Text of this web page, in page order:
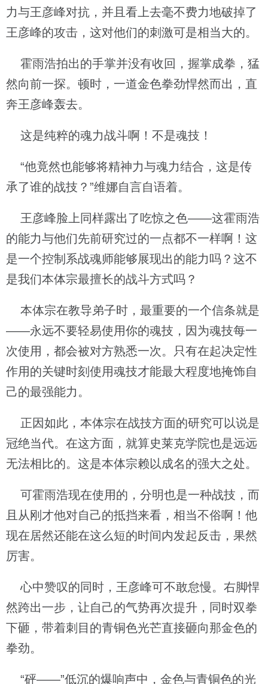
力与王彦峰对抗，并且看上去毫不费力地破掉了
王彦峰的攻击，这对他们的刺激可是相当大的。
霍雨浩拍出的手掌并没有收回，握掌成拳，猛
然向前一探。顿时，一道金色拳劲悍然而出，直
奔王彦峰轰去。
这是纯粹的魂力战斗啊！不是魂技！
“他竟然也能够将精神力与魂力结合，这是传
承了谁的战技？”维娜自言自语着。
王彦峰脸上同样露出了吃惊之色——这霍雨浩
的能力与他们先前研究过的一点都不一样啊！这
是一个控制系战魂师能够展现出的能力吗？这不
是我们本体宗最擅长的战斗方式吗？
本体宗在教导弟子时，最重要的一个信条就是
——永远不要轻易使用你的魂技，因为魂技每一
次使用，都会被对方熟悉一次。只有在起决定性
作用的关键时刻使用魂技才能最大程度地掩饰自
己的最强能力。
正因如此，本体宗在战技方面的研究可以说是
冠绝当代。在这方面，就算史莱克学院也是远远
无法相比的。这是本体宗赖以成名的强大之处。
可霍雨浩现在使用的，分明也是一种战技，而
且从刚才他对自己的抵挡来看，相当不俗啊！他
现在居然还能在这么短的时间内发起反击，果然
厉害。
心中赞叹的同时，王彦峰可不敢怠慢。右脚悍
然跨出一步，让自己的气势再次提升，同时双拳
下砸，带着刺目的青铜色光芒直接砸向那金色的
拳劲。
“砰——”低沉的爆响声中，金色与青铜色的光